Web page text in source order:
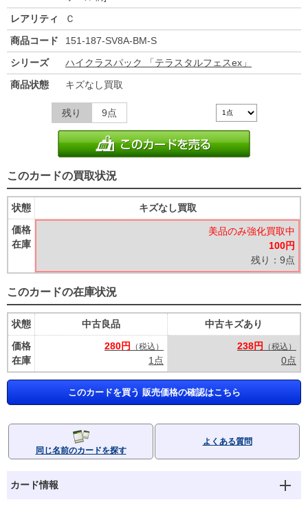
レアリティ
Ｃ
商品コード
151-187-SV8A-BM-S
シリーズ
ハイクラスパック 「テラスタルフェスex」
商品状態
キズなし買取
残り 9点
このカードの買取状況
状態
価格
在庫
キズなし買取
美品のみ強化買取中
100円
残り：9点
このカードの在庫状況
状態
価格
在庫
中古良品
280円
（税込）
1点
中古キズあり
238円
（税込）
0点
このカードを買う 販売価格の確認はこちら
同じ名前のカードを探す
よくある質問
カード情報